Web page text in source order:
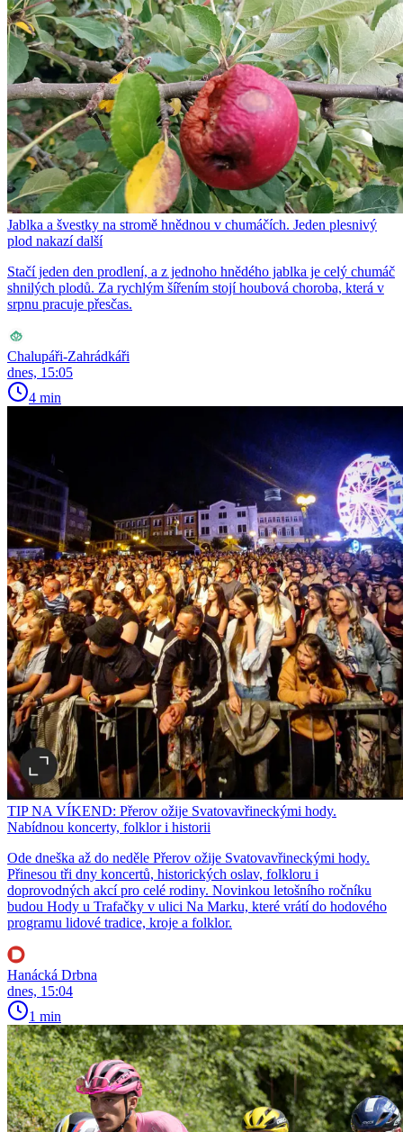
Jablka a švestky na stromě hnědnou v chumáčích. Jeden plesnivý
plod nakazí další
Stačí jeden den prodlení, a z jednoho hnědého jablka je celý chumáč
shnilých plodů. Za rychlým šířením stojí houbová choroba, která v
srpnu pracuje přesčas.
Chalupáři-Zahrádkáři
dnes, 15:05
4 min
TIP NA VÍKEND: Přerov ožije Svatovavřineckými hody.
Nabídnou koncerty, folklor i historii
Ode dneška až do neděle Přerov ožije Svatovavřineckými hody.
Přinesou tři dny koncertů, historických oslav, folkloru i
doprovodných akcí pro celé rodiny. Novinkou letošního ročníku
budou Hody u Trafačky v ulici Na Marku, které vrátí do hodového
programu lidové tradice, kroje a folklor.
Hanácká Drbna
dnes, 15:04
1 min